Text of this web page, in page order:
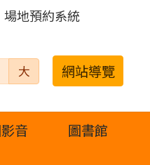
場地預約系統
大 網站導覽
音
圖書館